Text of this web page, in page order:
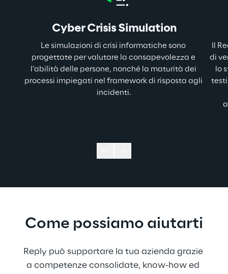
Cyber Crisis Simulation
Le simulazioni di crisi informatiche sono
progettate per valutare la consapevolezza e
l’abilità delle persone, nonché la maturità dei
processi impiegati nel framework di risposta agli
incidenti.
Il
di
lo
Come possiamo aiutarti
Reply può supportare la tua azienda grazie
a competenze consolidate, know-how ed